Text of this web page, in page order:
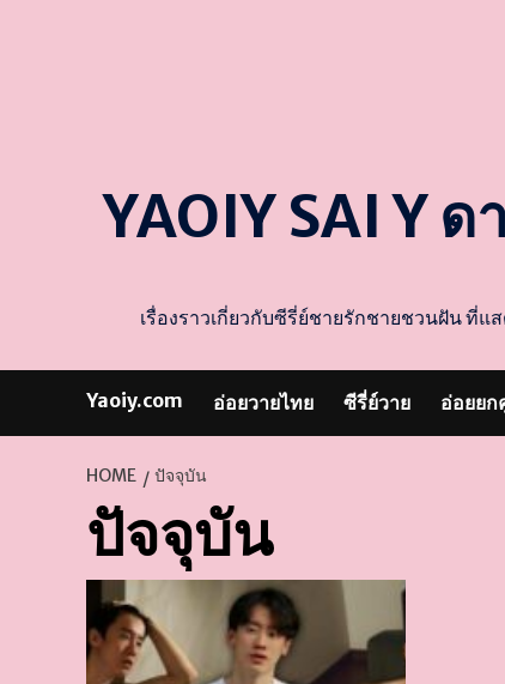
YAOIY SAI Y
เรื่องราวเกี่ยวกับซีรี่ย์ชายรักชายชวนฝัน ที่
Yaoiy.com อ่อยวายไทย ซีรี่ย์วาย อ่อยยก
HOME ปัจจุบัน
ปัจจุบัน